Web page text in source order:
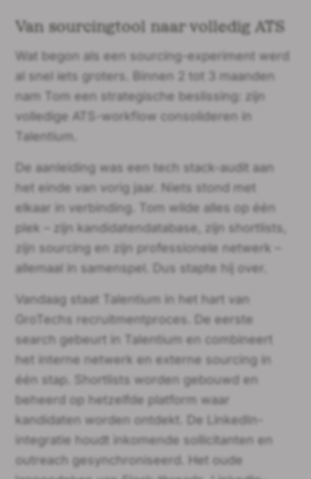
Van sourcingtool naar volledig ATS
Wat begon als een sourcing-experiment werd
al snel iets groters. Binnen 2 tot 3 maanden
nam Tom een strategische beslissing: zijn
volledige ATS-workflow consolideren in
Talentium.
De aanleiding was een tech stack-audit aan
het einde van vorig jaar. Niets stond met
elkaar in verbinding. Tom wilde alles op één
plek – zijn kandidatendatabase, zijn shortlists,
zijn sourcing en zijn professionele netwerk –
allemaal in samenspel. Dus stapte hij over.
Vandaag staat Talentium in het hart van
GroTechs recruitmentproces. De eerste
search gebeurt in Talentium en combineert
het interne netwerk en externe sourcing in
één stap. Shortlists worden gebouwd en
beheerd op hetzelfde platform waar
kandidaten worden ontdekt. De LinkedIn-
integratie houdt inkomende sollicitanten en
outreach gesynchroniseerd. Het oude